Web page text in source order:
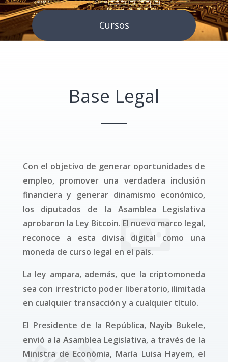
Cursos
Base Legal
Con el objetivo de generar oportunidades de
empleo, promover una verdadera inclusión
financiera y generar dinamismo económico,
los diputados de la Asamblea Legislativa
aprobaron la Ley Bitcoin. El nuevo marco legal,
reconoce a esta divisa digital como una
moneda de curso legal en el país.
La ley ampara, además, que la criptomoneda
sea con irrestricto poder liberatorio, ilimitada
en cualquier transacción y a cualquier título.
El Presidente de la República, Nayib Bukele,
envió a la Asamblea Legislativa, a través de la
Ministra de Económia, María Luisa Hayem, el